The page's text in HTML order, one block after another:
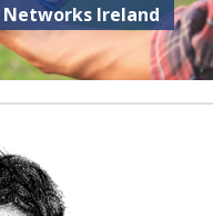
Ireland